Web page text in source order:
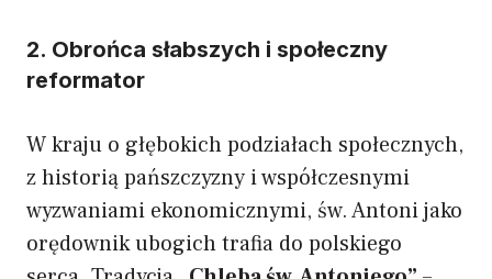
2. Obrońca słabszych i społeczny
reformator
W kraju o głębokich podziałach społecznych,
z historią pańszczyzny i współczesnymi
wyzwaniami ekonomicznymi, św. Antoni jako
orędownik ubogich trafia do polskiego